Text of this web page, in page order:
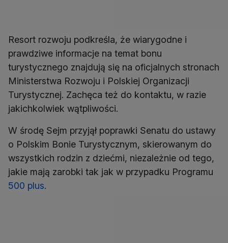
Resort rozwoju podkreśla, że wiarygodne i
prawdziwe informacje na temat bonu
turystycznego znajdują się na oficjalnych stronach
Ministerstwa Rozwoju i Polskiej Organizacji
Turystycznej. Zachęca też do kontaktu, w razie
jakichkolwiek wątpliwości.
W środę Sejm przyjął poprawki Senatu do ustawy
o Polskim Bonie Turystycznym, skierowanym do
wszystkich rodzin z dziećmi, niezależnie od tego,
jakie mają zarobki tak jak w przypadku Programu
500 plus.